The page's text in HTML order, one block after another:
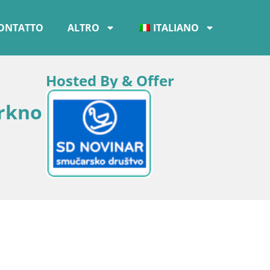
ALTRO ITALIANO
Hosted By & Offer